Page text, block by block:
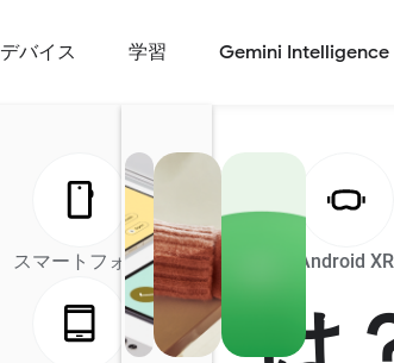
の AI Android Auto Android XR
能
デバイス
スマートフォン
学習 Gemini Intelligence